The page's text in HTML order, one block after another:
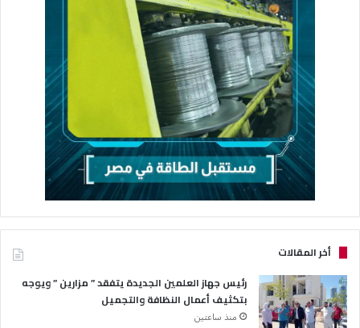
أخر المقالات
رئيس جهاز العلمين الجديدة يتفقد ” مزارين ” ويوجه
بتكثيف أعمال النظافة والتجميل
منذ ساعتين